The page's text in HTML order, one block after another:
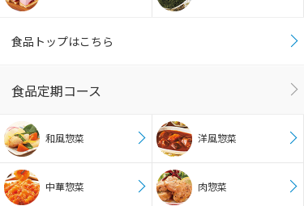
食品トップはこちら
食品定期コース
和風惣菜 洋風惣菜
中華惣菜 肉惣菜